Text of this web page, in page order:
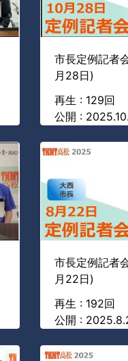
市長定例記者
月28日)
再生 : 129回
公開 :
市長定例記者
月22日)
再生 : 192回
公開 :